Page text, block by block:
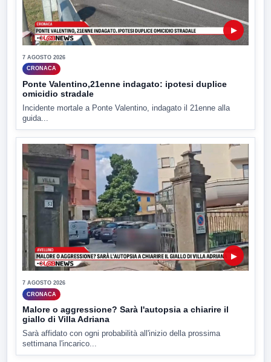
▶
7 AGOSTO 2026
CRONACA
Ponte Valentino,21enne indagato: ipotesi duplice
omicidio stradale
Incidente mortale a Ponte Valentino, indagato il 21enne alla
guida...
▶
7 AGOSTO 2026
CRONACA
Malore o aggressione? Sarà l'autopsia a chiarire il
giallo di Villa Adriana
Sarà affidato con ogni probabilità all'inizio della prossima
settimana l'incarico...